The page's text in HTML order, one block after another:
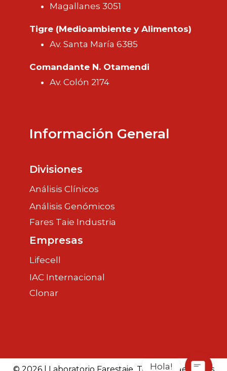
Magallanes 3051
Tigre (Medioambiente y Alimentos)
Av. Santa María 6385
Comandante N. Otamendi
Av. Colón 2174
Información General
Divisiones
Análisis Clínicos
Análisis Genómicos
Fares Taie Industria
Empresas
Lifecell
IAC Internacional
Clonar
Hola!